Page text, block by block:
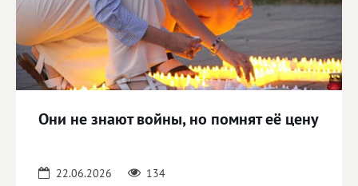
Они не знают войны, но помнят её цену
22.06.2026 134